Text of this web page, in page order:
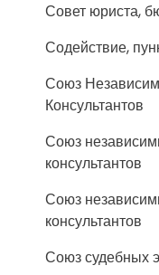
Совет юриста,
Содействие,
Союз
Консультантов
Союз
консультантов
Союз
консультантов
Союз судебных